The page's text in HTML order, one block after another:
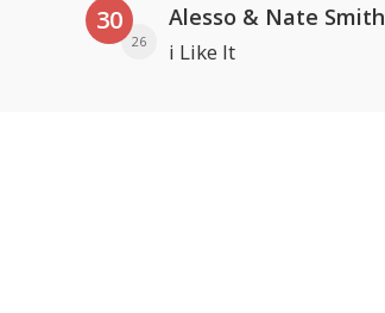
30
26
Alesso & Nate Smith
i Like It